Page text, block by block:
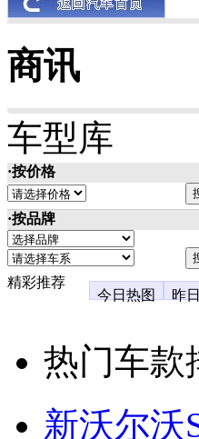
商讯
车型库
·按价格
·按品牌
精彩推荐
今日热图
昨
热门车款
新沃尔沃